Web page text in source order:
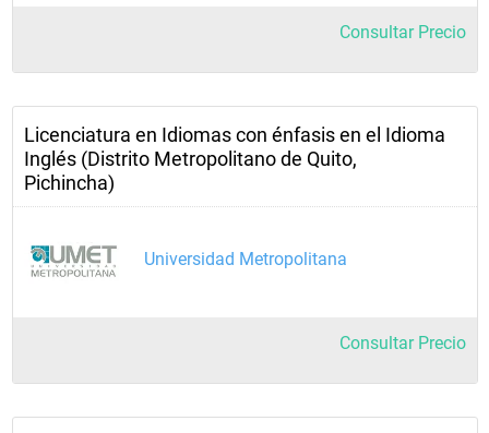
Consultar Precio
Licenciatura en Idiomas con énfasis en el Idioma
Inglés (Distrito Metropolitano de Quito,
Pichincha)
Universidad Metropolitana
Consultar Precio